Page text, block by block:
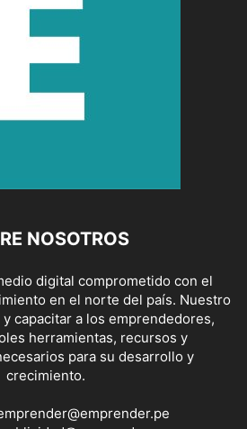
NOSOTROS
digital comprometido con el
en el norte del país. Nuestro
capacitar a los emprendedores,
herramientas, recursos y
para su desarrollo y
crecimiento.